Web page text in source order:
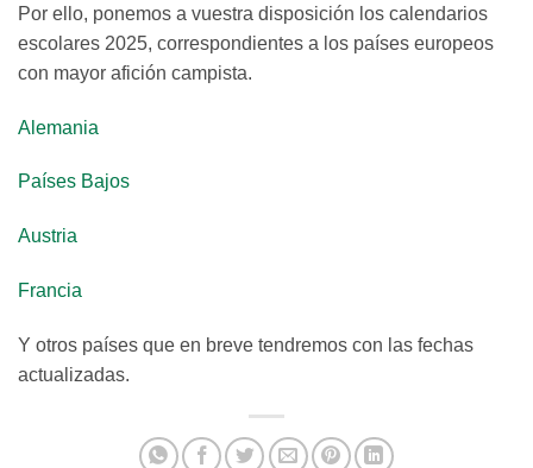
Por ello, ponemos a vuestra disposición los calendarios
escolares 2025, correspondientes a los países europeos
con mayor afición campista.
Alemania
Países Bajos
Austria
Francia
Y otros países que en breve tendremos con las fechas
actualizadas.